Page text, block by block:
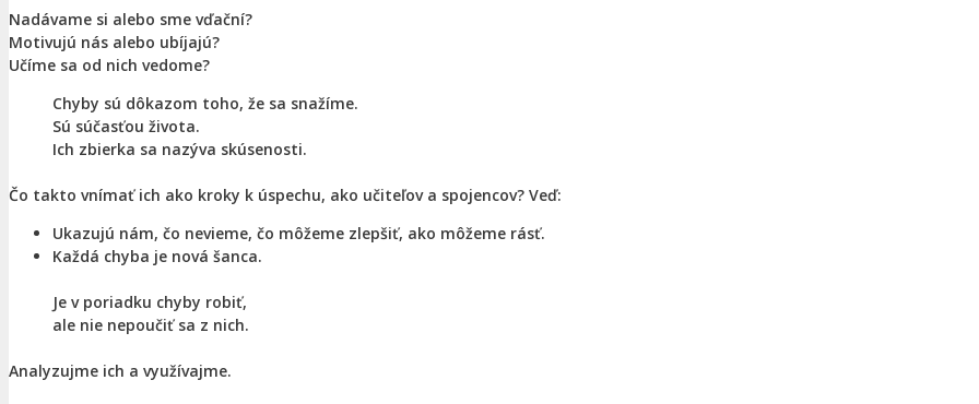
Nadávame si alebo sme vďační?
Motivujú nás alebo ubíjajú?
Učíme sa od nich vedome?
Chyby sú dôkazom toho, že sa snažíme.
Sú súčasťou života.
Ich zbierka sa nazýva skúsenosti.
Čo takto vnímať ich ako kroky k úspechu, ako učiteľov a spojencov? Veď:
Ukazujú nám, čo nevieme, čo môžeme zlepšiť, ako môžeme rásť.
Každá chyba je nová šanca.
Je v poriadku chyby robiť,
ale nie nepoučiť sa z nich.
Analyzujme ich a využívajme.